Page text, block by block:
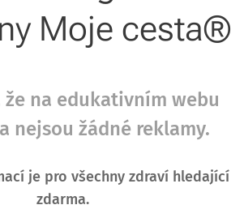
Moje cesta®
na edukativním webu
nejsou žádné reklamy.
je pro všechny zdraví hledající
zdarma.